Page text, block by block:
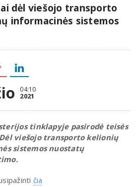
dėl viešojo transporto
informacinės sistemos
04:10
2021
tinklapyje pasirodė teisės
viešojo transporto kelionių
sistemos nuostatų
čia